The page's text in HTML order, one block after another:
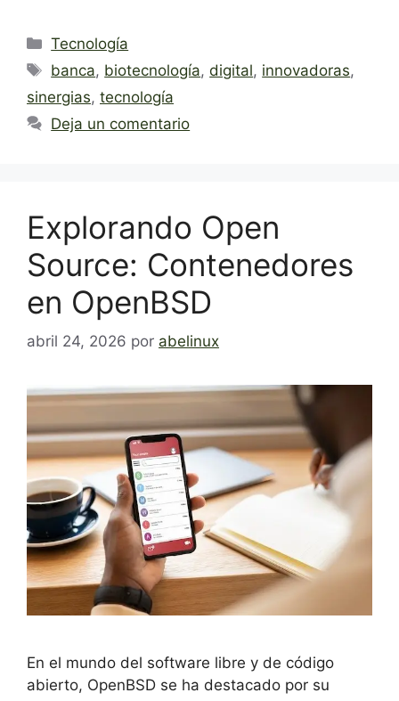
Categorías
Tecnología
Etiquetas
banca, biotecnología,digital, innovadoras,
sinergias, tecnología
Deja un comentario
Explorando Open
Source: Contenedores
en OpenBSD
abril 24, 2026 por abelinux
En el mundo del software libre y de código
abierto, OpenBSD se ha destacado por su